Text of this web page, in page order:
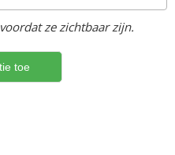
ze zichtbaar zijn.